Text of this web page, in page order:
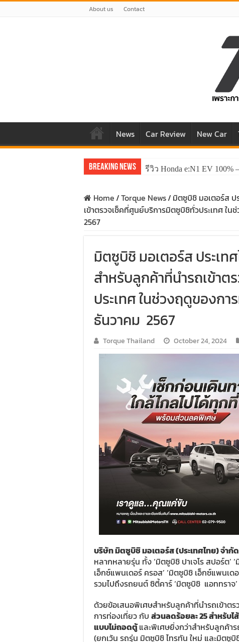
About us Contact
News Car Review New Car
Breaking News รีวิว Honda e:N1 EV
Home/Torque News/ มิตซูบิชิ มอเตอร์ส
เข้าตรวจเช็คที่ศูนย์บริการมิตซูบิชิทั่วประเทศ ใ
2567
มิตซูบิชิ มอเตอร์ส ประเ
สำหรับลูกค้าที่นำรถเข้า
ประเทศ ในช่วงฤดูของก
ธันวาคม 2567
Torque Thailand October 24, 2024
บริษัท มิตซูบิชิ มอเตอร์ส (ประเทศไทย) จำกัด
หลากหลายรุ่น ทั้ง ‘มิตซูบิชิ ปาเจโร สปอร์ต’
เอ็กซ์แพนเดอร์ ครอส’ ‘มิตซูบิชิ เอ็กซ์แพนเด
รวมไปถึงรถยนต์ ซิตี้คาร์ ‘มิตซูบิชิ แอททราจ’
ด้วยข้อเสนอพิเศษสำหรับลูกค้าที่นำรถเข้าต
การท่องเที่ยว กับ ส่วนลดร้อยละ 25 สำหรับไ
แบบไม่ถอดตู้และพิเศษยิ่งกว่าสำหรับลูกค้าร
(ยกเว้น รถรุ่น มิตซูบิชิ ไทรทัน ใหม่ และมิตซูบิ